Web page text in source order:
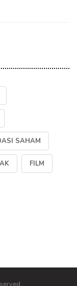
SAHAM
FILM